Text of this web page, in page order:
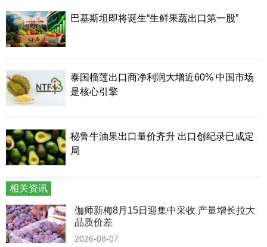
巴基斯坦即将诞生“生鲜果蔬出口第一股”
泰国榴莲出口商净利润大增近60% 中国市场
是核心引擎
秘鲁牛油果出口量价齐升 出口创纪录已成定
局
相关资讯
伽师新梅8月15日迎集中采收 产量增长拉大
品质价差
2026-08-07